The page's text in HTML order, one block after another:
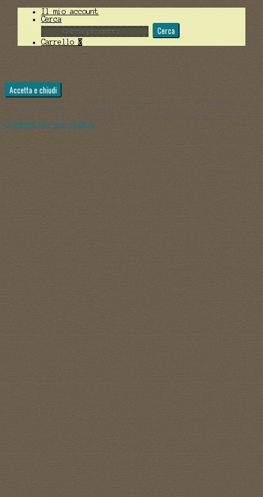
Il mio account
Cerca
Cerca:
Cerca
Carrello0
Informativa sui cookie